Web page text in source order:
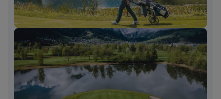
Folgendes bereitzustellen:
Verwendung genauer Standortdaten. Endgeräteeigenschaften zur Identifikation
aktiv abfragen. Speichern von oder Zugriff auf Informationen auf einem
Endgerät. Personalisierte Werbung und Inhalte, Messung von Werbeleistung
und der Performance von Inhalten, Zielgruppenforschung sowie Entwicklung
und Verbesserung von Angeboten.
Liste der Partner (Lieferanten)